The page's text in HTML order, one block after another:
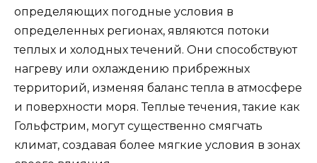
определяющих погодные условия в
определенных регионах, являются потоки
теплых и холодных течений. Они способствуют
нагреву или охлаждению прибрежных
территорий, изменяя баланс тепла в атмосфере
и поверхности моря. Теплые течения, такие как
Гольфстрим, могут существенно смягчать
климат, создавая более мягкие условия в зонах